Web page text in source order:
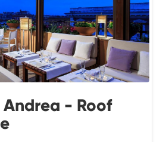
Andrea - Roof